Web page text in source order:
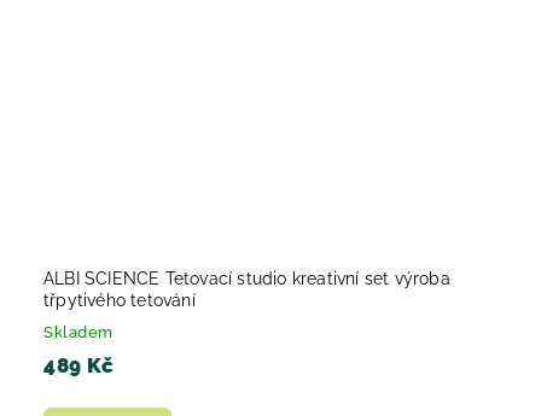
ALBI SCIENCE Tetovací studio kreativní set výroba
třpytivého tetování
Skladem
489 Kč